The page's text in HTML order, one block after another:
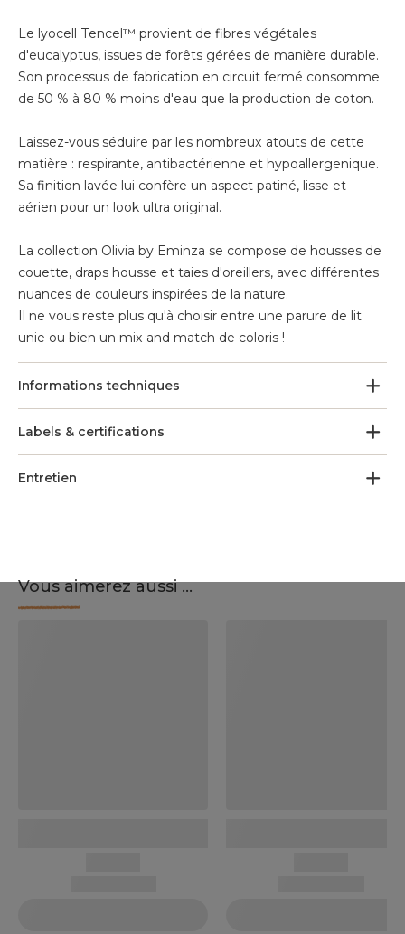
Le lyocell Tencel™ provient de fibres végétales
d'eucalyptus, issues de forêts gérées de manière durable.
Son processus de fabrication en circuit fermé consomme
de 50 % à 80 % moins d'eau que la production de coton.
Laissez-vous séduire par les nombreux atouts de cette
matière : respirante, antibactérienne et hypoallergenique.
Sa finition lavée lui confère un aspect patiné, lisse et
aérien pour un look ultra original.
La collection Olivia by Eminza se compose de housses de
couette, draps housse et taies d'oreillers, avec différentes
nuances de couleurs inspirées de la nature.
Il ne vous reste plus qu'à choisir entre une parure de lit
unie ou bien un mix and match de coloris !
Informations techniques
Labels & certifications
Entretien
Vous aimerez aussi ...